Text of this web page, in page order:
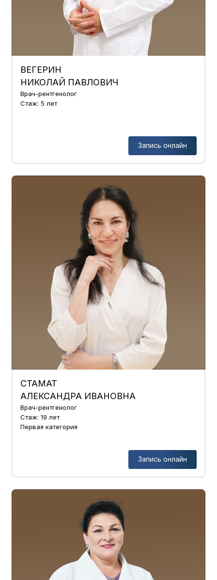
ВЕГЕРИН
НИКОЛАЙ ПАВЛОВИЧ
Врач-рентгенолог
Стаж: 5 лет
Запись онлайн
СТАМАТ
АЛЕКСАНДРА ИВАНОВНА
Врач-рентгенолог
Стаж: 19 лет
Первая категория
Запись онлайн